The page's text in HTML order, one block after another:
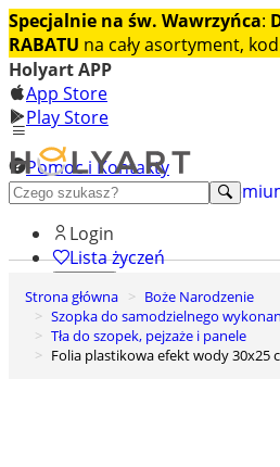
Specjalnie na św. Wawrzyńca:
RABATU na cały asortyment,
Holyart APP
App Store
Play Store
Pomoc i Kontakty
+48 222 922 860
Odkryj
Login
Lista życzeń
0
Koszyk
Strona główna
Boże Narodzenie
Szopka do samodzielnego
Tła do szopek, pejzaże i panele
Folia plastikowa efekt wody 30x25